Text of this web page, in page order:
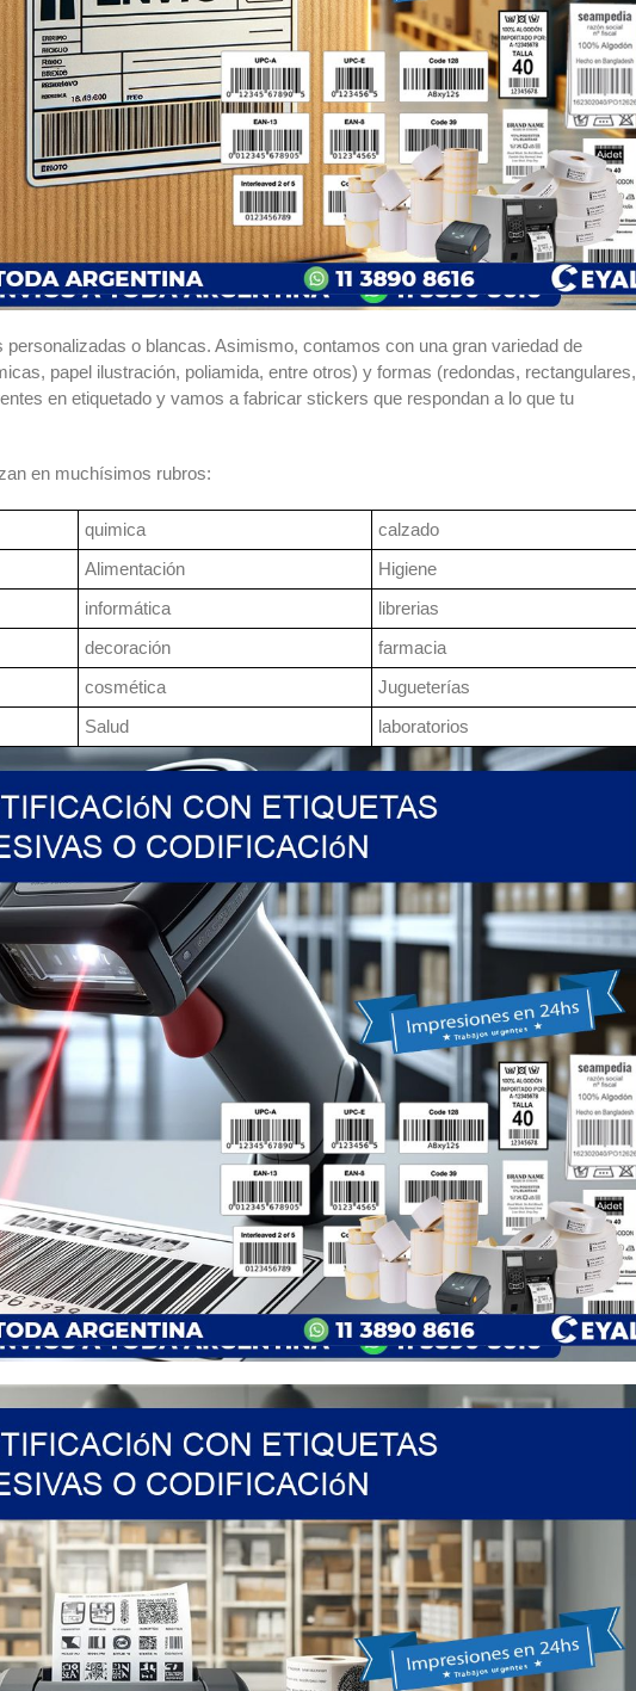
personalizadas o blancas. Asimismo, contamos con una gran variedad de
papel ilustración, poliamida, entre otros) y formas (redondas, rectangulares,
en etiquetado y vamos a fabricar stickers que respondan a lo que tu
en muchísimos rubros:
quimica
calzado
Alimentación
Higiene
informática
librerias
decoración
farmacia
cosmética
Jugueterías
Salud laboratorios